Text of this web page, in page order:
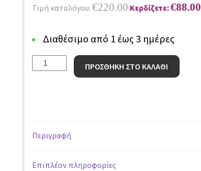
Τιμή καταλόγου: €220.00|Κερδίζετε:€88.00
Διαθέσιμο από 1 έως 3 ημέρες
Χαλί
Mona
200
250
ΠΡΟΣΘΗΚΗ ΣΤΟ ΚΑΛΑΘΙ
Περιγραφή
Επιπλέον πληροφορίες